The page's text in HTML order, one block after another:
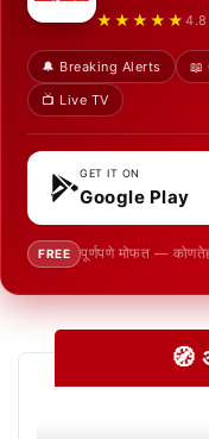
★★★★★ 4.8
🔔 Breaking Alerts 📖
📺 Live TV
GET IT ON
Google Play
FREE पूर्णपणे मोफत —
🧭